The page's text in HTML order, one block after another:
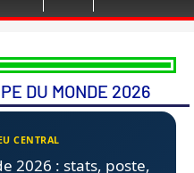
DU MONDE 2026
CENTRAL
2026 : stats, poste,